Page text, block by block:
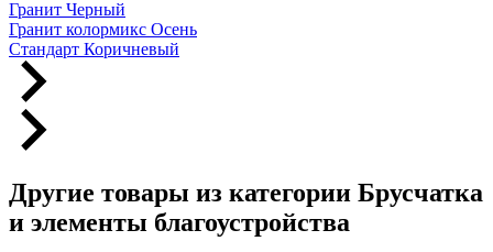
Гранит Черный
Гранит колормикс Осень
Стандарт Коричневый
Другие товары из категории Брусчатка
и элементы благоустройства